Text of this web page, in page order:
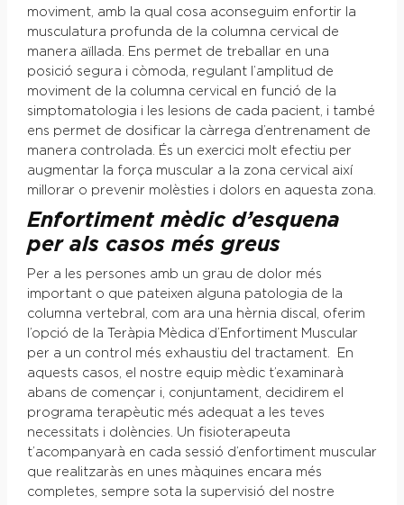
moviment, amb la qual cosa aconseguim enfortir la
musculatura profunda de la columna cervical de
manera aïllada. Ens permet de treballar en una
posició segura i còmoda, regulant l’amplitud de
moviment de la columna cervical en funció de la
simptomatologia i les lesions de cada pacient, i també
ens permet de dosificar la càrrega d’entrenament de
manera controlada. És un exercici molt efectiu per
augmentar la força muscular a la zona cervical així
millorar o prevenir molèsties i dolors en aquesta zona.
Enfortiment mèdic d’esquena
per als casos més greus
Per a les persones amb un grau de dolor més
important o que pateixen alguna patologia de la
columna vertebral, com ara una hèrnia discal, oferim
l’opció de la Teràpia Mèdica d’Enfortiment Muscular
per a un control més exhaustiu del tractament. En
aquests casos, el nostre equip mèdic t’examinarà
abans de començar i, conjuntament, decidirem el
programa terapèutic més adequat a les teves
necessitats i dolències. Un fisioterapeuta
t’acompanyarà en cada sessió d’enfortiment muscular
que realitzaràs en unes màquines encara més
completes, sempre sota la supervisió del nostre